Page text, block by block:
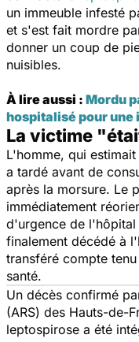
un immeuble infesté
et s'est fait mordre
donner un coup de
nuisibles.
À lire aussi : Mordu
hospitalisé pour
La victime
L'homme, qui
a tardé avant de
après la morsure. Le
immédiatement
d'urgence de l'hôpital
finalement décédé à
transféré compte
santé.
Un décès confirmé
(ARS) des Hauts-de-
leptospirose a été